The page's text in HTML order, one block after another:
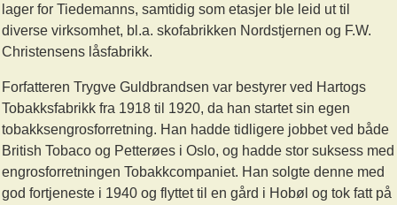
lager for Tiedemanns, samtidig som etasjer ble leid ut til
diverse virksomhet, bl.a. skofabrikken Nordstjernen og F.W.
Christensens låsfabrikk.
Forfatteren Trygve Guldbrandsen var bestyrer ved Hartogs
Tobakksfabrikk fra 1918 til 1920, da han startet sin egen
tobakksengrosforretning. Han hadde tidligere jobbet ved både
British Tobaco og Petterøes i Oslo, og hadde stor suksess med
engrosforretningen Tobakkcompaniet. Han solgte denne med
god fortjeneste i 1940 og flyttet til en gård i Hobøl og tok fatt på